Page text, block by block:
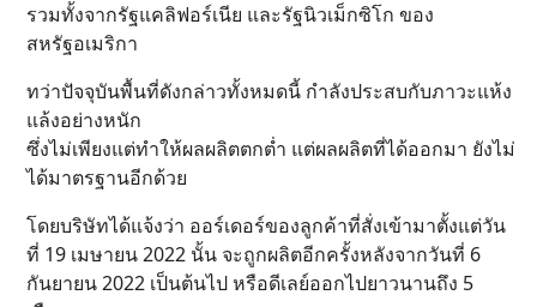
รวมทั้งจากรัฐแคลิฟอร์เนีย และรัฐนิวเม็กซิโก ของ
สหรัฐอเมริกา
ทว่าปัจจุบันพื้นที่ดังกล่าวทั้งหมดนี้ กำลังประสบกับภาวะแห้ง
แล้งอย่างหนัก
ซึ่งไม่เพียงแต่ทำให้ผลผลิตตกต่ำ แต่ผลผลิตที่ได้ออกมา ยังไม่
ได้มาตรฐานอีกด้วย
โดยบริษัทได้แจ้งว่า ออร์เดอร์ของลูกค้าที่สั่งเข้ามาตั้งแต่วัน
ที่ 19 เมษายน 2022 นั้น จะถูกผลิตอีกครั้งหลังจากวันที่ 6
กันยายน 2022 เป็นต้นไป หรือดีเลย์ออกไปยาวนานถึง 5